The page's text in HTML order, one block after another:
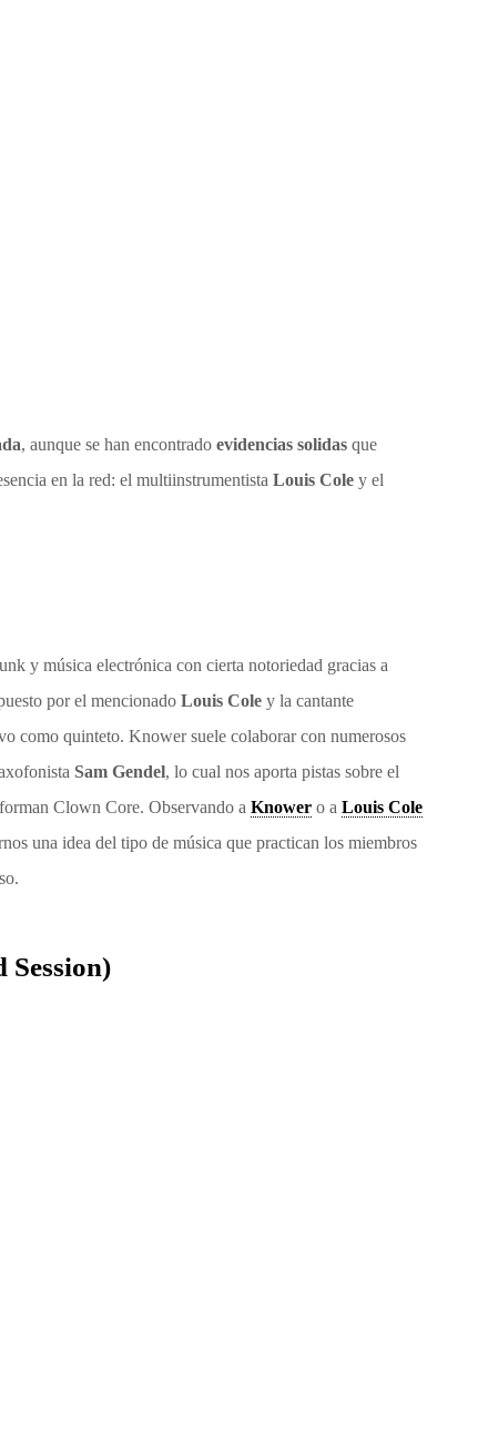
, aunque se han encontrado evidencias solidas que
en la red: el multiinstrumentista Louis Cole y el
y música electrónica con cierta notoriedad gracias a
por el mencionado Louis Cole y la cantante
como quinteto. Knower suele colaborar con numerosos
Sam Gendel, lo cual nos aporta pistas sobre el
Clown Core. Observando a Knower o a Louis Cole
una idea del tipo de música que practican los miembros